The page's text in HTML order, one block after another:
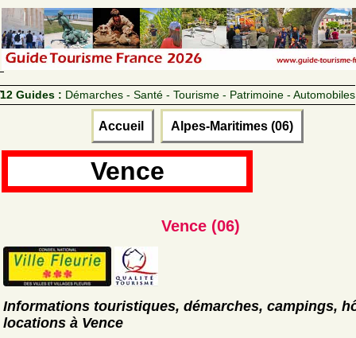
12 Guides : Démarches - Santé - Tourisme - Patrimoine - Automobiles
Accueil Alpes-Maritimes (06)
Vence
Vence (06)
Informations touristiques, démarches, campings,
locations à Vence